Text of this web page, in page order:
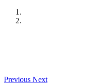
Skip
Previous Next